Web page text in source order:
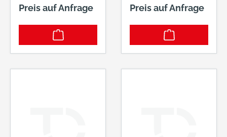
Preis auf Anfrage Preis auf Anfrage